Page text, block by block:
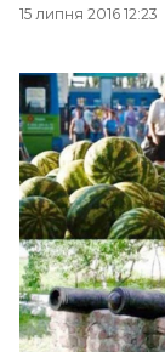
15 липня 2016 12:23